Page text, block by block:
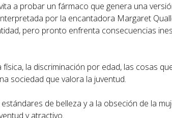
a probar un fármaco que genera una
por la encantadora Margaret
pero pronto enfrenta consecuencias
la discriminación por edad, las cosas
sociedad que valora la juventud.
de belleza y a la obseción de la
y atractivo.